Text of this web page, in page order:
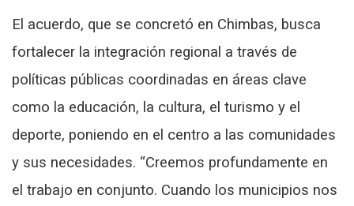
El acuerdo, que se concretó en Chimbas, busca
fortalecer la integración regional a través de
políticas públicas coordinadas en áreas clave
como la educación, la cultura, el turismo y el
deporte, poniendo en el centro a las comunidades
y sus necesidades. “Creemos profundamente en
el trabajo en conjunto. Cuando los municipios nos